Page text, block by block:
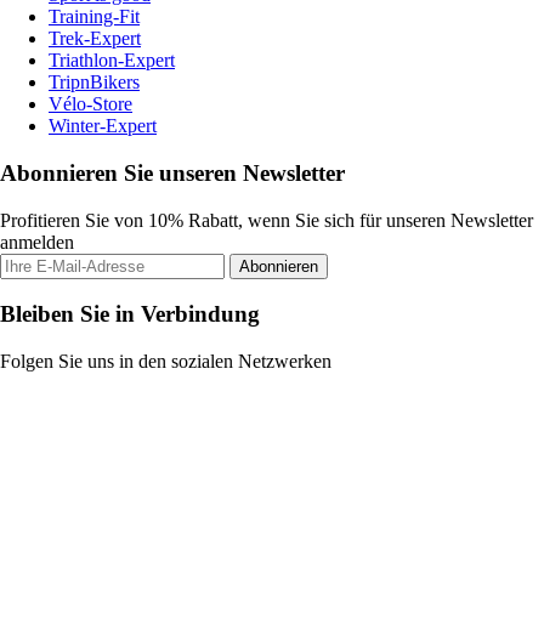
Training-Fit
Trek-Expert
Triathlon-Expert
TripnBikers
Vélo-Store
Winter-Expert
Abonnieren Sie unseren Newsletter
Profitieren Sie von 10% Rabatt, wenn Sie sich für unseren Newsletter
anmelden
Abonnieren
Bleiben Sie in Verbindung
Folgen Sie uns in den sozialen Netzwerken